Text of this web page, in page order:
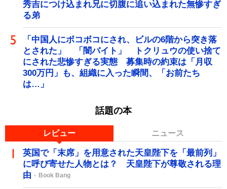
秀吉につけ込まれ兄に切腹に追い込まれた無惨すぎ
る弟
「中国人にボコボコにされ、ビルの6階から突き落
とされた」 「闇バイト」 トクリュウの使い捨て
にされた悲惨すぎる実態 募集時の約束は「月収
300万円」も、組織に入った瞬間、「お前たち
は…」
話題の本
レビュー ニュース
英国で「末席」を用意された天皇陛下を「最前列」
に呼び寄せた人物とは？ 天皇陛下が尊敬される理
由
Book Bang